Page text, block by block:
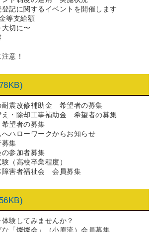
記に関するイベントを開催します
等支給額
切に〜
意！
耐震改修補助金 希望者の募集
え・除却工事補助金 希望者の募集
望者の募集
ハローワークからお知らせ
募集
参加者募集
（高校卒業程度）
障害者福祉会 会員募集
験してみませんか？
「燦燦会」（小原流）会員募集